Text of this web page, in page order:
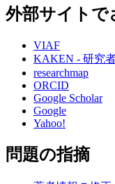
外部サイトで
VIAF
KAKEN - 研究
researchmap
ORCID
Google Scholar
Google
Yahoo!
問題の指摘